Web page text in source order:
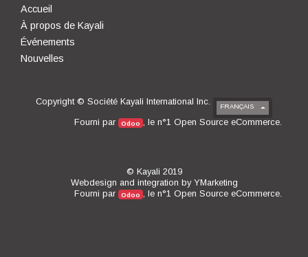
Accueil
À propos de Kayali
Événements
Nouvelles
Copyright © Société Kayali International Inc. FRANÇAIS
Fourni par Odoo , le n°1 Open Source eCommerce.
© Kayali 2019
Webdesign and integration by YMarketing
Fourni par Odoo , le n°1 Open Source eCommerce.